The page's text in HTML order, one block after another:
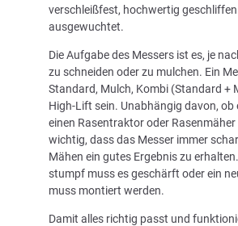
verschleißfest, hochwertig geschliffen
ausgewuchtet.
Die Aufgabe des Messers ist es, je
zu schneiden oder zu mulchen. Ein
Standard, Mulch, Kombi (Standard +
High-Lift sein. Unabhängig davon, ob
einen Rasentraktor oder
wichtig, dass das Messer immer
Mähen ein gutes Ergebnis zu
stumpf muss es geschärft oder ein
muss montiert werden.
Damit alles richtig passt und